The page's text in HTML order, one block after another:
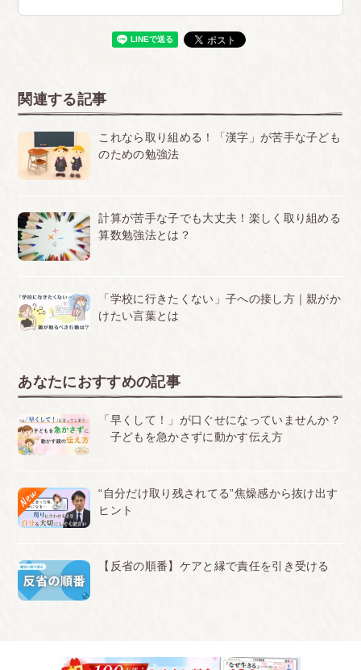
逆に目をつけられている子にはちょっとした部分で
■岐阜
私は男なのですが、当時髪を伸ばしており、邪魔だ
ったのでマンバンスタイルにしていました。そうし
身が男というだけでその髪型を否定され、その髪型
を辞める事を促された。
■愛知県
前髪のくせがすごいからアイロンで少し巻いて治し
■滋賀
卒業アルバムの写真を撮る日に私はくせ毛なのです
が巻いてきていると思われクラスのみんなを待たせ
る?」と言われました。
くせ毛登録をしていない、学生手帳の写真はストレ
した。信じてもらえず最悪な気分での卒業写真撮影
になりました。
関連する記事
これなら取り組める！「漢字」が苦手な子ども
のための勉強法
計算が苦手な子でも大丈夫！楽しく取り組める
算数勉強法とは？
「学校に行きたくない」子への接し方｜親がか
けたい言葉とは
あなたにおすすめの記事
「早くして！」が口ぐせになっていませんか？
子どもを急かさずに動かす伝え方
“自分だけ取り残されてる”焦燥感から抜け出す
ヒント
【反省の順番】ケアと縁で責任を引き受ける